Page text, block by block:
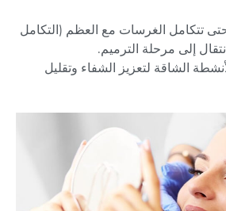
حتى تتكامل الغرسات مع العظم (التكامل
إلى مرحلة الترميم.
الشاقة لتعزيز الشفاء وتقليل